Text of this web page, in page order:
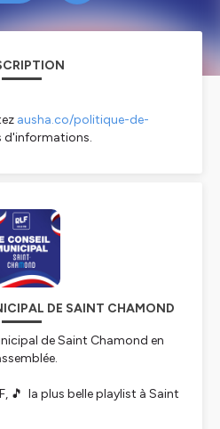
ausha.co/politique-de-
d'informations.
DE SAINT CHAMOND
de Saint Chamond en
🎵 la plus belle playlist à Saint